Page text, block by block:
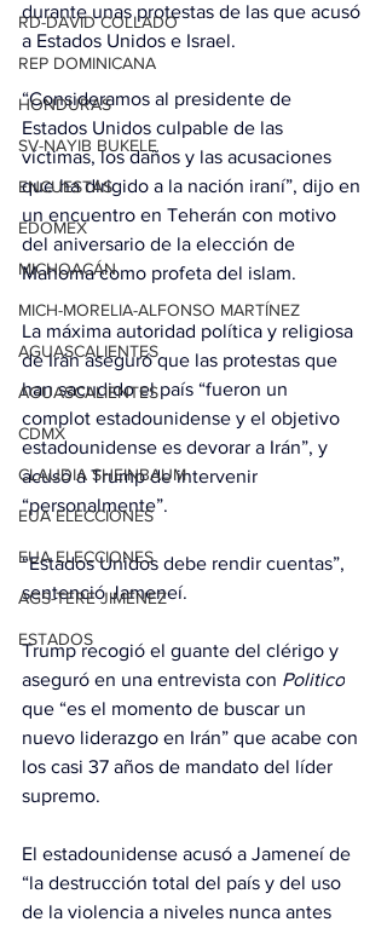
RD-DAVID COLLADO
REP DOMINICANA
HONDURAS
SV-NAYIB BUKELE
ENCUESTAS
EDOMEX
MICHOACÁN
MICH-MORELIA-ALFONSO MARTÍNEZ
AGUASCALIENTES
AGUASCALIENTES
CDMX
CLAUDIA SHEINBAUM
EUA ELECCIONES
EUA ELECCIONES
AGS-TERE JIMÉNEZ
ESTADOS
durante unas protestas de las que acusó
a Estados Unidos e Israel.
“Consideramos al presidente de
Estados Unidos culpable de las
víctimas, los daños y las acusaciones
que ha dirigido a la nación iraní”, dijo en
un encuentro en Teherán con motivo
del aniversario de la elección de
Mahoma como profeta del islam.
La máxima autoridad política y religiosa
de Irán aseguró que las protestas que
han sacudido el país “fueron un
complot estadounidense y el objetivo
estadounidense es devorar a Irán”, y
acusó a Trump de intervenir
“personalmente”.
“Estados Unidos debe rendir cuentas”,
sentenció Jameneí.
Trump recogió el guante del clérigo y
aseguró en una entrevista con Politico
que “es el momento de buscar un
nuevo liderazgo en Irán” que acabe con
los casi 37 años de mandato del líder
supremo.
El estadounidense acusó a Jameneí de
“la destrucción total del país y del uso
de la violencia a niveles nunca antes